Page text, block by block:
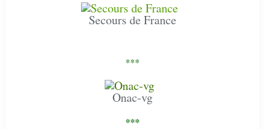
Secours de France
***
Onac-vg
***